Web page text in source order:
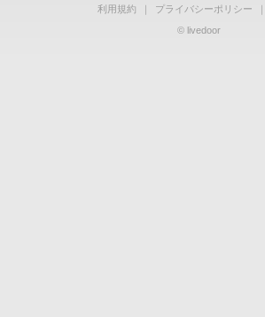
利用規約 ｜ プライバシーポリシー ｜
© livedoor